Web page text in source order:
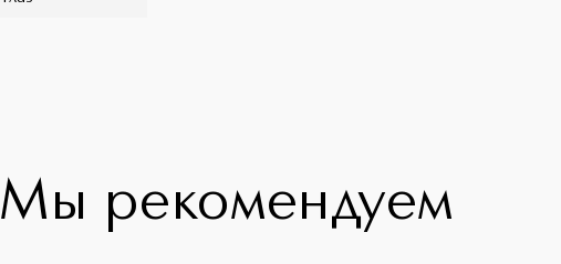
Мы рекомендуем